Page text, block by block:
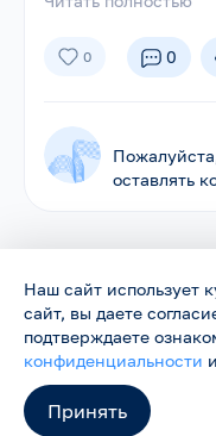
0 0
оставлять
Родники ©2026
Нас
Сайт работает в
Пожелания и
support@rodniki.com.ru
Наш сайт использует
сайт, вы даете
подтверждаете
конфиденциальности и
Принять